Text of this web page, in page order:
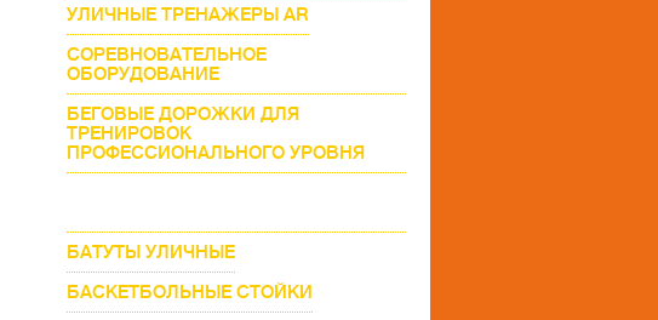
УЛИЧНЫЕ ТРЕНАЖЕРЫ AR
СОРЕВНОВАТЕЛЬНОЕ
ОБОРУДОВАНИЕ
БЕГОВЫЕ ДОРОЖКИ ДЛЯ
ТРЕНИРОВОК
ПРОФЕССИОНАЛЬНОГО УРОВНЯ
БАТУТЫ УЛИЧНЫЕ
БАСКЕТБОЛЬНЫЕ СТОЙКИ